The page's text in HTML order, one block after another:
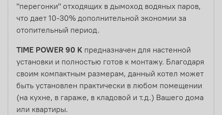
"перегонки" отходящих в дымоход водяных паров,
что дает 10-30% дополнительной экономии за
отопительный период.
TIME POWER 90 K предназначен для настенной
установки и полностью готов к монтажу. Благодаря
своим компактным размерам, данный котел может
быть установлен практически в любом помещении
(на кухне, в гараже, в кладовой и т.д.) Вашего дома
или квартиры.